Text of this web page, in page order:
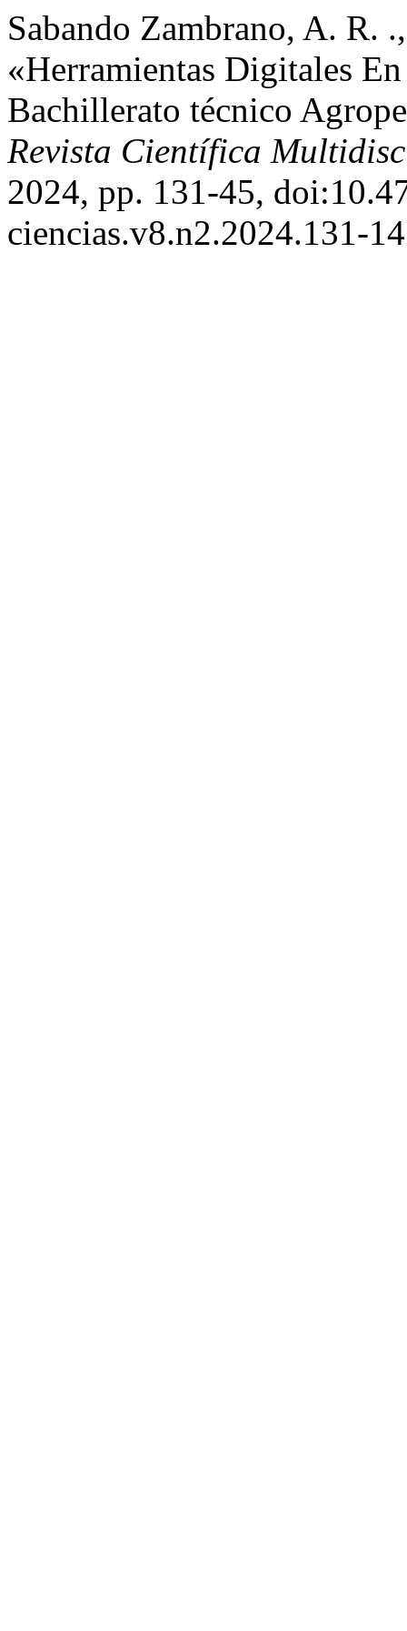
Sabando Zambrano, A. R.
«Herramientas Digitales
Bachillerato técnico
Revista Científica
2024, pp. 131-45,
ciencias.v8.n2.2024.131-